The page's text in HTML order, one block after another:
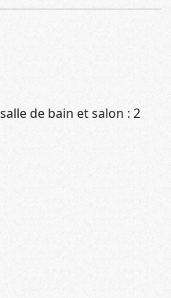
de bain et salon : 2